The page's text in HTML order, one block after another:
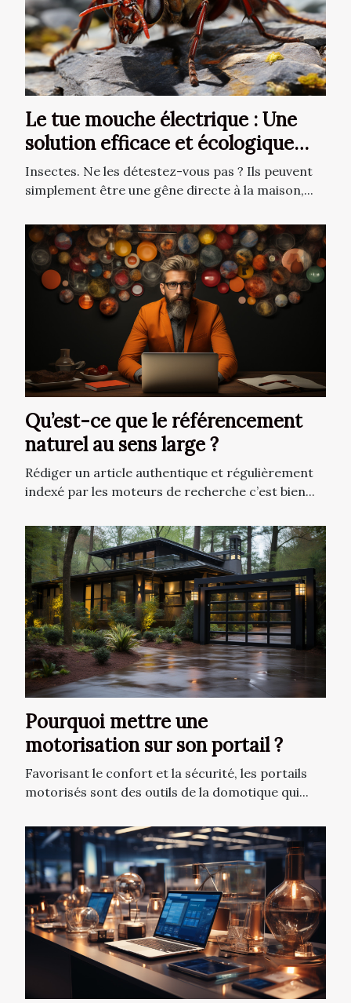
Le tue mouche électrique : Une
solution efficace et écologique
contre les nuisibles
Insectes. Ne les détestez-vous pas ? Ils peuvent
simplement être une gêne directe à la maison,...
Qu’est-ce que le référencement
naturel au sens large ?
Rédiger un article authentique et régulièrement
indexé par les moteurs de recherche c’est bien...
Pourquoi mettre une
motorisation sur son portail ?
Favorisant le confort et la sécurité, les portails
motorisés sont des outils de la domotique qui...